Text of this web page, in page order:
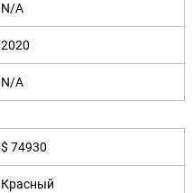
N/A
2020
N/A
$ 74930
Красный